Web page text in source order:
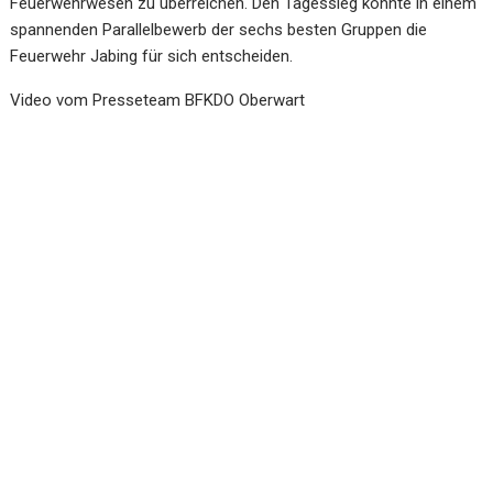
spannenden Parallelbewerb der sechs besten Gruppen die
Feuerwehr Jabing für sich entscheiden.
Video vom Presseteam BFKDO Oberwart